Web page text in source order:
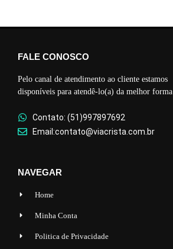
FALE CONOSCO
Pelo canal de atendimento ao cliente estamos
disponíveis para atendê-lo(a) da melhor forma
Contato: (51)997897692
Email:contato@viacrista.com.br
NAVEGAR
Home
Minha Conta
Politica de Privacidade